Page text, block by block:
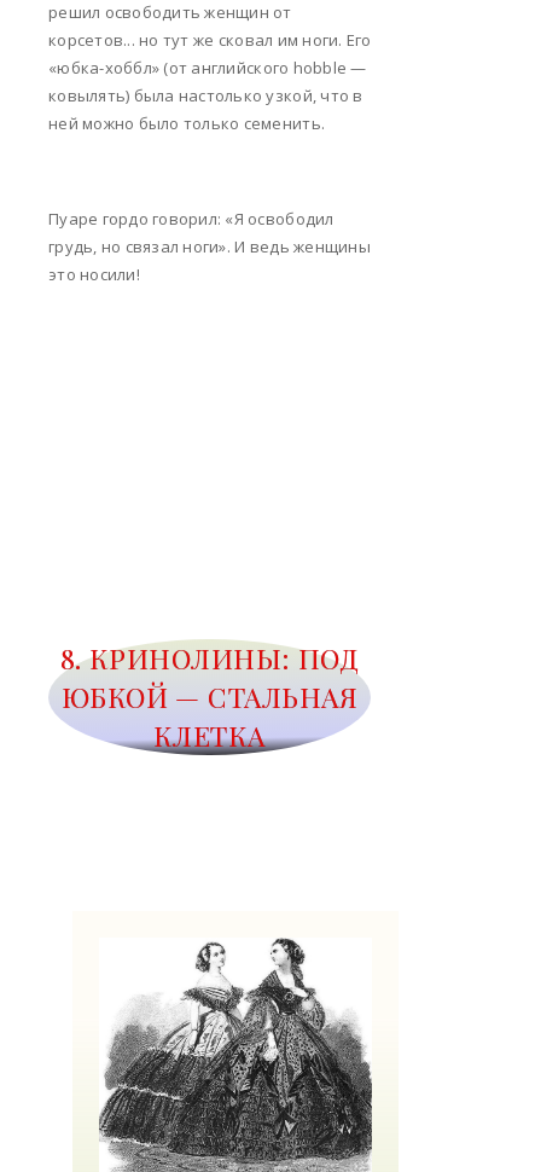
решил освободить женщин от
корсетов... но тут же сковал им ноги. Его
«юбка-хоббл» (от английского hobble —
ковылять) была настолько узкой, что в
ней можно было только семенить.
Пуаре гордо говорил: «Я освободил
грудь, но связал ноги». И ведь женщины
это носили!
8. КРИНОЛИНЫ: ПОД
ЮБКОЙ — СТАЛЬНАЯ
КЛЕТКА